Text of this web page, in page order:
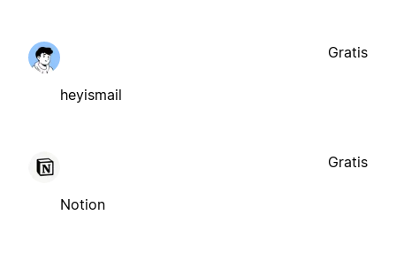
heyismail
Gratis
Notion
Gratis